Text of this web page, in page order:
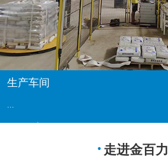
生产车间
走进金百力